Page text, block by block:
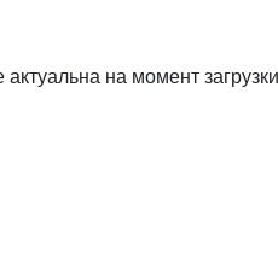
на момент